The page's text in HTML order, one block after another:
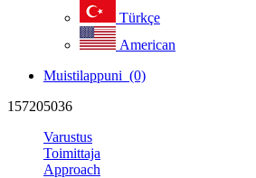
Türkçe
American
Muistilappuni (0)
157205036
Varustus
Toimittaja
Approach